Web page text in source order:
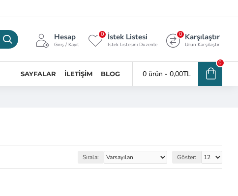
Hesap
Giriş / Kayıt
İstek Listesi
İstek Listesini Düzenle
0 Karşılaştır
Ürün Karşılaştır
0
SAYFALAR İLETIŞIM BLOG 0 ürün - 0,00TL
0
Sırala: Göster: